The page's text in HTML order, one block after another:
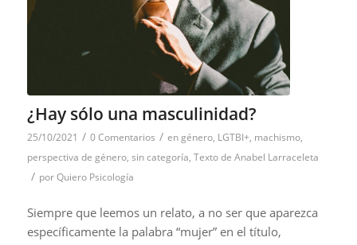
¿Hay sólo una masculinidad?
25/10/2021 / 0 Comentarios / en género, LGTBI+, machismo,
perspectiva de género, sin categoría, Texto de Anabel Larraceleta
/ porQuiero Psicología
Siempre que leemos un relato, a no ser que aparezca
específicamente la palabra “mujer” en el título,